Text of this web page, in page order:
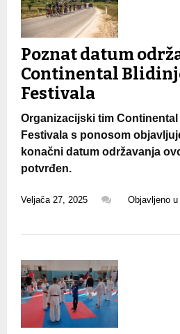
Poznat datum
Continental
Festivala
Organizacijski tim
Festivala s ponosom
konačni datum održavanja
potvrđen.
Veljača 27, 2025 Objavljeno u